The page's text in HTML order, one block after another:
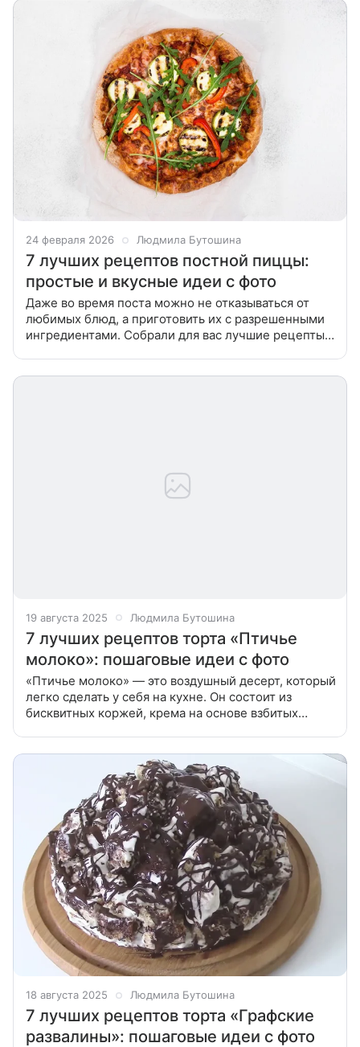
24 февраля 2026 Людмила Бутошина
7 лучших рецептов постной пиццы:
простые и вкусные идеи с фото
Даже во время поста можно не отказываться от
любимых блюд, а приготовить их с разрешенными
ингредиентами. Собрали для вас лучшие рецепты
19 августа 2025 Людмила Бутошина
7 лучших рецептов торта «Птичье
молоко»: пошаговые идеи с фото
«Птичье молоко» — это воздушный десерт, который
легко сделать у себя на кухне. Он состоит из
бисквитных коржей, крема на основе взбитых
18 августа 2025 Людмила Бутошина
7 лучших рецептов торта «Графские
развалины»: пошаговые идеи с фото